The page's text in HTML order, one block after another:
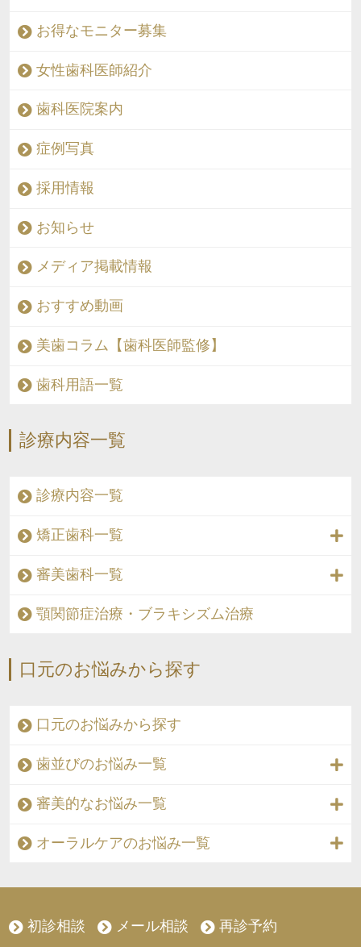
お得なモニター募集
女性歯科医師紹介
歯科医院案内
症例写真
採用情報
お知らせ
メディア掲載情報
おすすめ動画
美歯コラム【歯科医師監修】
歯科用語一覧
診療内容一覧
診療内容一覧
矯正歯科一覧
審美歯科一覧
顎関節症治療・ブラキシズム治療
口元のお悩みから探す
口元のお悩みから探す
歯並びのお悩み一覧
審美的なお悩み一覧
オーラルケアのお悩み一覧
初診相談 メール相談 再診予約